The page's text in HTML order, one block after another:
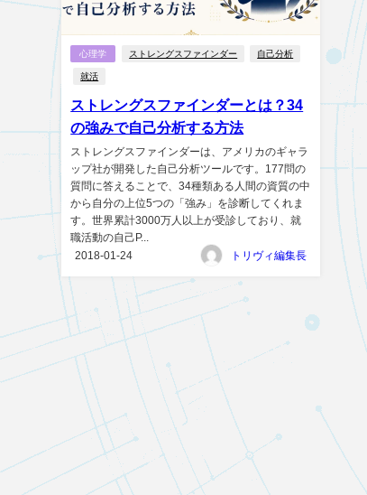
心理学 ストレングスファインダー 自己分析
就活
ストレングスファインダーとは？34
の強みで自己分析する方法
ストレングスファインダーは、アメリカのギャラ
ップ社が開発した自己分析ツールです。177問の
質問に答えることで、34種類ある人間の資質の中
から自分の上位5つの「強み」を診断してくれま
す。世界累計3000万人以上が受診しており、就
職活動の自己P...
2018-01-24
トリヴィ編集長